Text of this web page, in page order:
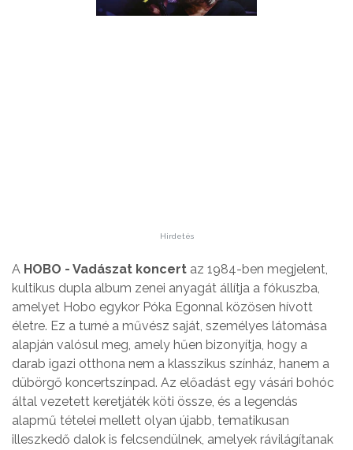
Hirdetés
A HOBO - Vadászat koncert az 1984-ben megjelent,
kultikus dupla album zenei anyagát állítja a fókuszba,
amelyet Hobo egykor Póka Egonnal közösen hívott
életre. Ez a turné a művész saját, személyes látomása
alapján valósul meg, amely hűen bizonyítja, hogy a
darab igazi otthona nem a klasszikus színház, hanem a
dübörgő koncertszínpad. Az előadást egy vásári bohóc
által vezetett keretjáték köti össze, és a legendás
alapmű tételei mellett olyan újabb, tematikusan
illeszkedő dalok is felcsendülnek, amelyek rávilágítanak